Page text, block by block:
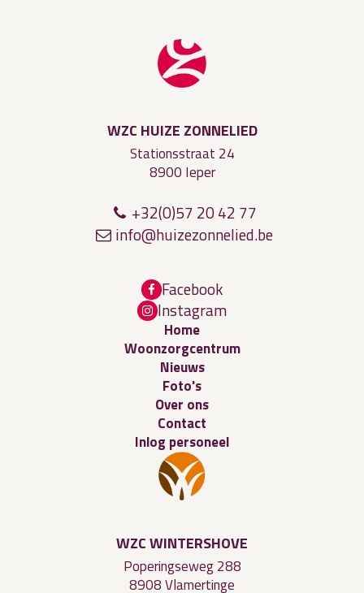
WZC HUIZE ZONNELIED
Stationsstraat 24
8900 Ieper
+32(0)57 20 42 77
info@huizezonnelied.be
Facebook
Instagram
Home
Woonzorgcentrum
Nieuws
Foto's
Over ons
Contact
Inlog personeel
WZC WINTERSHOVE
Poperingseweg 288
8908 Vlamertinge